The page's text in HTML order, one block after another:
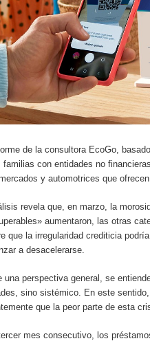
de la consultora EcoGo,
familias con entidades no
y automotrices que
revela que, en marzo, la
aumentaron, las otras
que la irregularidad crediticia
a desacelerarse.
una perspectiva general, se
sino sistémico. En este
que la peor parte de esta
mes consecutivo, los